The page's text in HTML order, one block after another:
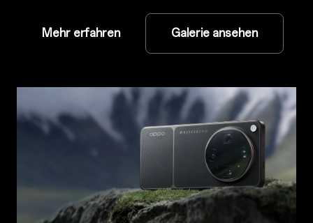
Mehr erfahren Galerie ansehen